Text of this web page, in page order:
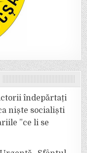
îndepărtați
niște socialiști
”ce li se